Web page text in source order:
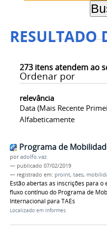
RESULTADO
273 itens atendem ao
Ordenar por
relevância
Data (mais Recente
Alfabeticamente
Programa de
poradolfo.vaz
— publicado 07/02/2019
— registrado em: proint, taes,
Estão abertas as inscrições para o
fluxo contínuo do Programa de
Internacional para TAEs
Localizado em Informes